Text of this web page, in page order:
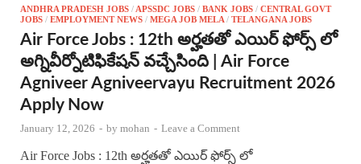
ANDHRA PRADESH JOBS / APSSDC JOBS / BANK JOBS / CENTRAL GOVT
JOBS / EMPLOYMENT NEWS / MEGA JOB MELA / TELANGANA JOBS
Air Force Jobs : 12th అర్హతతో ఎయిర్ ఫోర్స్ లో
అగ్నివీర్నోటిఫికేషన్ వచ్చేసింది | Air Force
Agniveer Agniveervayu Recruitment 2026
Apply Now
January 12, 2026 - by mohan - Leave a Comment
Air Force Jobs : 12th అర్హతతో ఎయిర్ ఫోర్స్ లో